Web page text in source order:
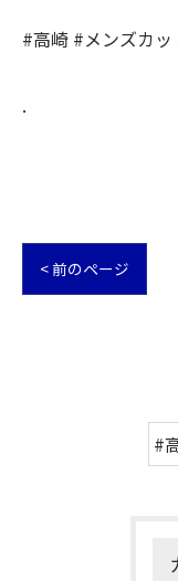
#高崎 #メンズカ
.
< 前のページ
#